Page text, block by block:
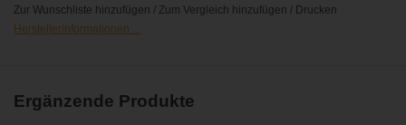
Materialmischung erzeugt besonders wenig Reibungsgeräusche
und absorbiert Vibrationen. Der Concealer ist in den Farben
The Lav Concealer Tape ist ein auf den Concealer angepasstes,
transparentes Doppelklebeband und eignet sich besonders für
Zur Wunschliste hinzufügen / Zum Vergleich hinzufügen / Drucken
Herstellerinformationen ...
Ergänzende Produkte